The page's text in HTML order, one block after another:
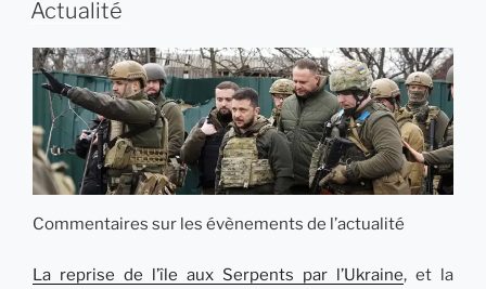
Actualité
Commentaires sur les évènements de l’actualité
La reprise de l’île aux Serpents par l’Ukraine, et la